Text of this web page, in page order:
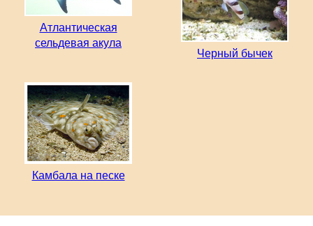
Атлантическая
сельдевая акула
Черный бычек
Камбала на песке